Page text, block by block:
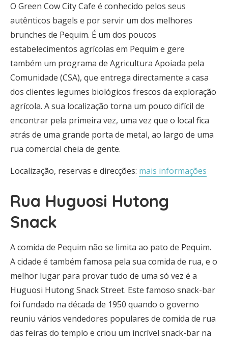
O Green Cow City Cafe é conhecido pelos seus
autênticos bagels e por servir um dos melhores
brunches de Pequim. É um dos poucos
estabelecimentos agrícolas em Pequim e gere
também um programa de Agricultura Apoiada pela
Comunidade (CSA), que entrega directamente a casa
dos clientes legumes biológicos frescos da exploração
agrícola. A sua localização torna um pouco difícil de
encontrar pela primeira vez, uma vez que o local fica
atrás de uma grande porta de metal, ao largo de uma
rua comercial cheia de gente.
Localização, reservas e direcções: mais informações
Rua Huguosi Hutong
Snack
A comida de Pequim não se limita ao pato de Pequim.
A cidade é também famosa pela sua comida de rua, e o
melhor lugar para provar tudo de uma só vez é a
Huguosi Hutong Snack Street. Este famoso snack-bar
foi fundado na década de 1950 quando o governo
reuniu vários vendedores populares de comida de rua
das feiras do templo e criou um incrível snack-bar na